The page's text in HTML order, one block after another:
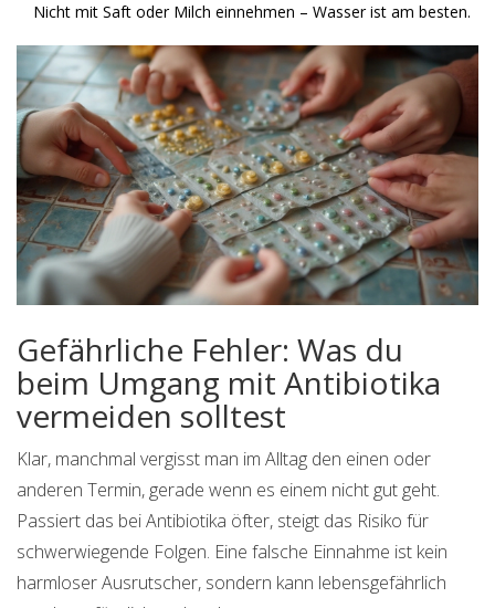
Nicht mit Saft oder Milch einnehmen – Wasser ist am besten.
Gefährliche Fehler: Was du
beim Umgang mit Antibiotika
vermeiden solltest
Klar, manchmal vergisst man im Alltag den einen oder
anderen Termin, gerade wenn es einem nicht gut geht.
Passiert das bei Antibiotika öfter, steigt das Risiko für
schwerwiegende Folgen. Eine falsche Einnahme ist kein
harmloser Ausrutscher, sondern kann lebensgefährlich